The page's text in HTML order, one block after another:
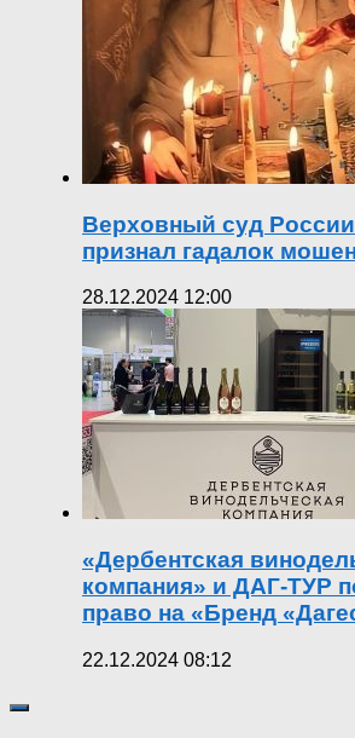
Верховный суд
признал гадалок
28.12.2024 12:00
«Дербентская
компания» и ДАГ-ТУР
право на «Бренд
22.12.2024 08:12